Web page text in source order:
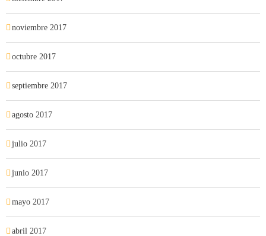
noviembre 2017
octubre 2017
septiembre 2017
agosto 2017
julio 2017
junio 2017
mayo 2017
abril 2017